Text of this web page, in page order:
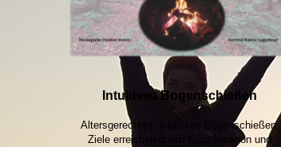
Intuitives Bogenschießen
Altersgerechtes, intuitives Bogenschießen,
Ziele erreichen durch Konzentration und